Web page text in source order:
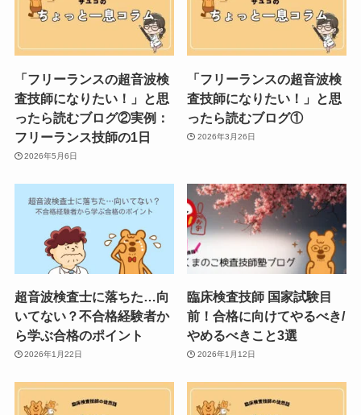
「フリーランスの超音波検
査技師になりたい！」と思
ったら読むブログ②実例：
フリーランス技師の1日
2026年5月6日
「フリーランスの超音波検
査技師になりたい！」と思
ったら読むブログ①
2026年3月26日
超音波検査士に落ちた…向
いてない？不合格経験者か
ら学ぶ合格のポイント
2026年1月22日
臨床検査技師 国家試験目
前！合格に向けてやるべき/
やめるべきこと3選
2026年1月12日